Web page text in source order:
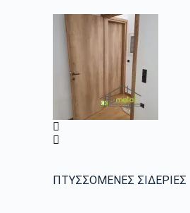
ΠΤΥΣΣΟΜΕΝΕΣ ΣΙΔΕΡΙΕΣ